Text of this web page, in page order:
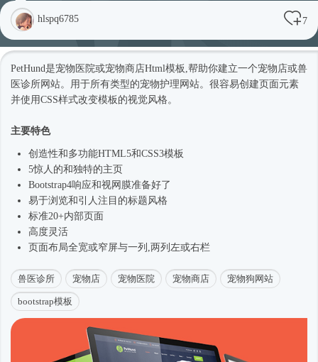
hlspq6785 7
PetHund是宠物医院或宠物商店Html模板 ,帮助你建立一个宠物店或兽
医诊所网站。用于所有类型的宠物护理网站。很容易创建页面元素
并使用CSS样式改变模板的视觉风格。
主要特色
创造性和多功能HTML5和CSS3模板
5惊人的和独特的主页
Bootstrap4响应和视网膜准备好了
易于浏览和引人注目的标题风格
标准20+内部页面
高度灵活
页面布局全宽或窄屏与一列,两列左或右栏
兽医诊所 宠物店 宠物医院 宠物商店 宠物狗网站
bootstrap模板